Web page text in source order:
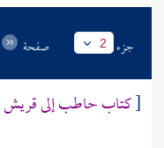
جزء 2 صفحة
[كتاب حاطب إلىقريش